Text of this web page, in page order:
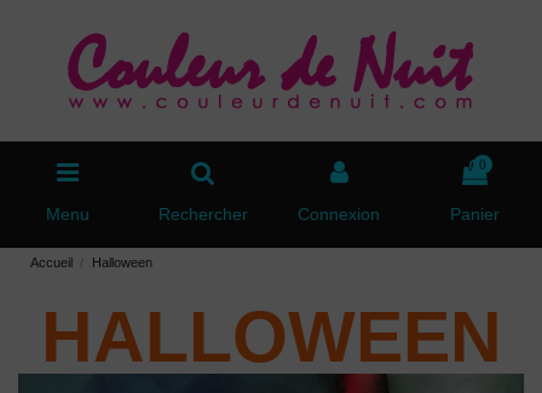
Menu Rechercher Connexion
0
Panier
Accueil Halloween
HALLOWEEN